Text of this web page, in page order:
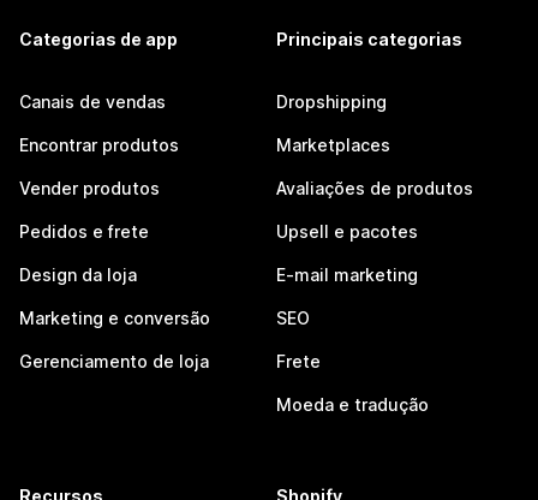
Categorias de app
Canais de vendas
Encontrar produtos
Vender produtos
Pedidos e frete
Design da loja
Marketing e conversão
Gerenciamento de loja
Principais categorias
Dropshipping
Marketplaces
Avaliações de produtos
Upsell e pacotes
E-mail marketing
SEO
Frete
Moeda e tradução